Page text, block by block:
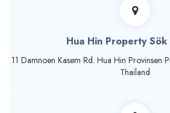
Hua Hin Property
11 Damnoen Kasem Rd. Hua Hin Provinsen
Thailand